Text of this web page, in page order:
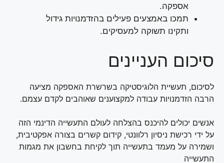
אספקה.
תמכו באמצעים פעילים בהזדמנויות גידול
ותקינו תשוקה למעסיקים.
סיכום העניינים
לסיכום, תעשיית הלוגיסטיקה בשרשרת האספקה מציעה
הרבה הזדמנויות עבודה למקצוענים שאוהבים לקדם עצמם.
אנשים יכולים להיכנס בהצלחה לעולם התעשייה הדינמי הזה
על ידי רכישת ניסיון רלוונטי, קידום קשרים בצורה אפקטיבית,
ושמירה על מעמד בתעשייה תוך לקיחת בחשבון את מגמות
התעשייה